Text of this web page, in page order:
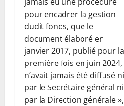
pour encadrer la gestion
dudit fonds, que le
document élaboré en
janvier 2017, publié pour la
première fois en juin 2024,
n’avait jamais été diffusé ni
par le Secrétaire général ni
par la Direction générale »,